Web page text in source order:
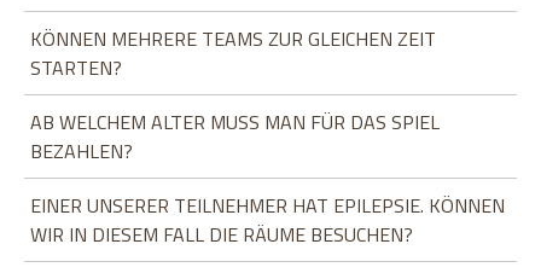
KÖNNEN MEHRERE TEAMS ZUR GLEICHEN ZEIT
STARTEN?
AB WELCHEM ALTER MUSS MAN FÜR DAS SPIEL
BEZAHLEN?
EINER UNSERER TEILNEHMER HAT EPILEPSIE. KÖNNEN
WIR IN DIESEM FALL DIE RÄUME BESUCHEN?